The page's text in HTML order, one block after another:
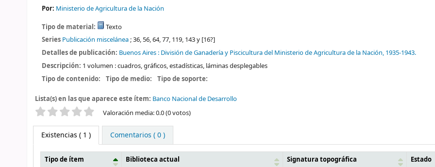
Por: Ministerio de Agricultura de la Nación
Tipo de material:
Texto
Series Publicación miscelánea; 36, 56, 64, 77, 119, 143 y [16?]
Detalles de publicación: Buenos Aires : División de Ganadería y Piscicultura del Ministerio de Agricultura de la Nación, 1935-1943.
Descripción: 1 volumen : cuadros, gráficos, estadísticas, láminas desplegables
Tipo de contenido:
Tipo de medio: Tipo de soporte:
Lista(s) en las que aparece este ítem: Banco Nacional de Desarrollo
Valoración Valoración media: 0.0 (0 votos)
Existencias ( 1 ) Comentarios ( 0 )
Tipo de ítem Biblioteca actual Signatura topográfica Estado